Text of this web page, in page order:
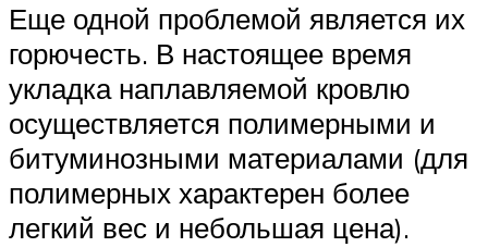
Еще одной проблемой является их
горючесть. В настоящее время
укладка наплавляемой кровлю
осуществляется полимерными и
битуминозными материалами (для
полимерных характерен более
легкий вес и небольшая цена).